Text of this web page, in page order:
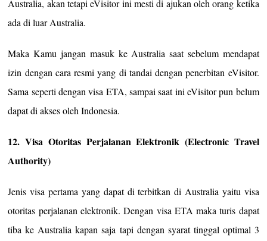
Australia, akan tetapi eVisitor ini mesti di ajukan oleh orang ketika
ada di luar Australia.
Maka Kamu jangan masuk ke Australia saat sebelum mendapat
izin dengan cara resmi yang di tandai dengan penerbitan eVisitor.
Sama seperti dengan visa ETA, sampai saat ini eVisitor pun belum
dapat di akses oleh Indonesia.
12. Visa Otoritas Perjalanan Elektronik (Electronic Travel
Authority)
Jenis visa pertama yang dapat di terbitkan di Australia yaitu visa
otoritas perjalanan elektronik. Dengan visa ETA maka turis dapat
tiba ke Australia kapan saja tapi dengan syarat tinggal optimal 3